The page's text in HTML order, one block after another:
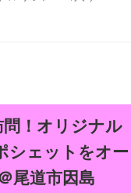
問！オリジナル
シェットをオー
尾道市因島